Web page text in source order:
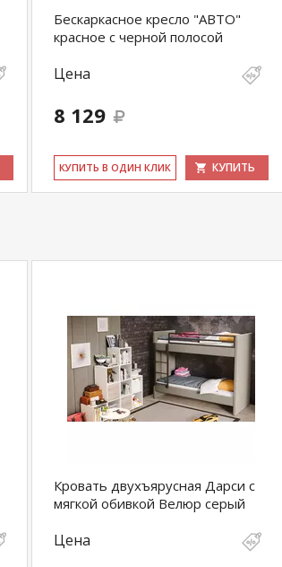
Бескаркасное кресло "АВТО"
красное с черной полосой
Цена
8 129
КУ­ПИТЬ В ОДИН КЛИК КУПИТЬ
Кровать двухъярусная Дарси с
мягкой обивкой Велюр серый
Цена